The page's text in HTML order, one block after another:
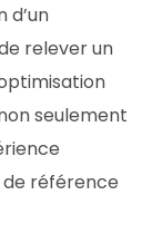
relever un
seulement
référence